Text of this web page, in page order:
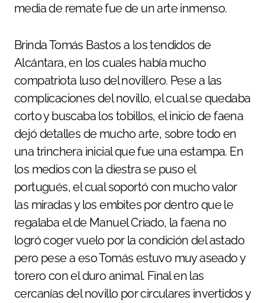
media de remate fue de un arte inmenso.
Brinda Tomás Bastos a los tendidos de
Alcántara, en los cuales había mucho
compatriota luso del novillero. Pese a las
complicaciones del novillo, el cual se quedaba
corto y buscaba los tobillos, el inicio de faena
dejó detalles de mucho arte, sobre todo en
una trinchera inicial que fue una estampa. En
los medios con la diestra se puso el
portugués, el cual soportó con mucho valor
las miradas y los embites por dentro que le
regalaba el de Manuel Criado, la faena no
logró coger vuelo por la condición del astado
pero pese a eso Tomás estuvo muy aseado y
torero con el duro animal. Final en las
cercanías del novillo por circulares invertidos y